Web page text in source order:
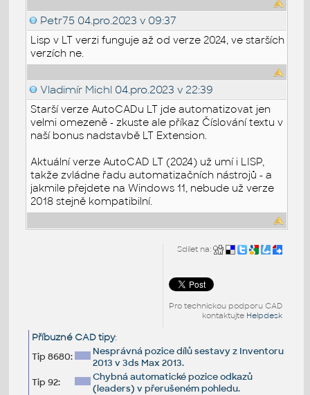
Petr75 04.pro.2023 v 09:37
Lisp v LT verzi funguje až od verze 2024, ve starších
verzích ne.
Vladimír Michl 04.pro.2023 v 22:39
Starší verze AutoCADu LT jde automatizovat jen
velmi omezeně - zkuste ale příkaz Číslování textu v
naší bonus nadstavbě LT Extension.
Aktuální verze AutoCAD LT (2024) už umí i LISP,
takže zvládne řadu automatizačních nástrojů - a
jakmile přejdete na Windows 11, nebude už verze
2018 stejně kompatibilní.
Sdílet na:
Pro technickou podporu CAD
kontaktujte Helpdesk
Příbuzné CAD tipy:
Tip 8680:
Nesprávná pozice dílů sestavy z Inventoru
2013 v 3ds Max 2013.
Tip 92:
Chybná automatické pozice odkazů
(leaders) v přerušeném pohledu.